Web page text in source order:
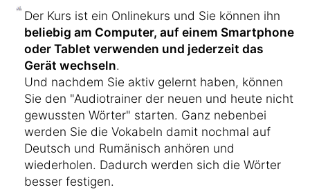
Der Kurs ist ein Onlinekurs und Sie können ihn
beliebig am Computer, auf einem Smartphone
oder Tablet verwenden und jederzeit das
Gerät wechseln.
Und nachdem Sie aktiv gelernt haben, können
Sie den "Audiotrainer der neuen und heute nicht
gewussten Wörter" starten. Ganz nebenbei
werden Sie die Vokabeln damit nochmal auf
Deutsch und Rumänisch anhören und
wiederholen. Dadurch werden sich die Wörter
besser festigen.